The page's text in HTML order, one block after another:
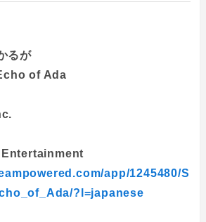
るが
of Ada
app/1245480/S
?l=japanese